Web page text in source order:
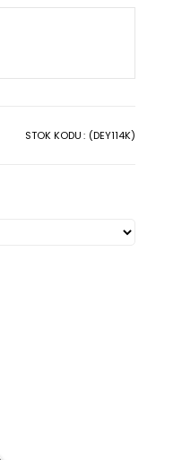
STOK KODU (DEY114K)